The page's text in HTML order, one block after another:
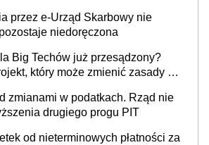
przez e-Urząd Skarbowy nie
niedoręczona
Big Techów już przesądzony?
który może zmienić zasady gry
zmianami w podatkach. Rząd nie
drugiego progu PIT
od nieterminowych płatności za